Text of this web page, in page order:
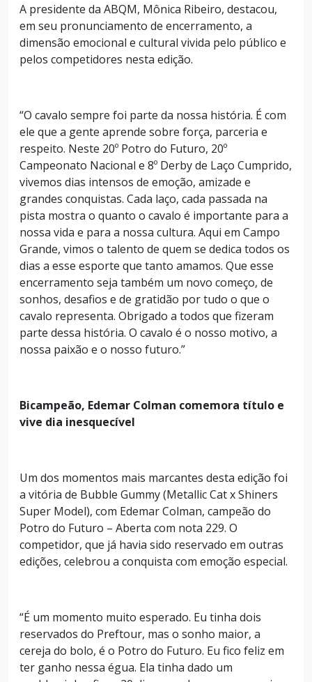
A presidente da ABQM, Mônica Ribeiro, destacou,
em seu pronunciamento de encerramento, a
dimensão emocional e cultural vivida pelo público e
pelos competidores nesta edição.
“O cavalo sempre foi parte da nossa história. É com
ele que a gente aprende sobre força, parceria e
respeito. Neste 20º Potro do Futuro, 20º
Campeonato Nacional e 8º Derby de Laço Cumprido,
vivemos dias intensos de emoção, amizade e
grandes conquistas. Cada laço, cada passada na
pista mostra o quanto o cavalo é importante para a
nossa vida e para a nossa cultura. Aqui em Campo
Grande, vimos o talento de quem se dedica todos os
dias a esse esporte que tanto amamos. Que esse
encerramento seja também um novo começo, de
sonhos, desafios e de gratidão por tudo o que o
cavalo representa. Obrigado a todos que fizeram
parte dessa história. O cavalo é o nosso motivo, a
nossa paixão e o nosso futuro.”
Bicampeão, Edemar Colman comemora título e
vive dia inesquecível
Um dos momentos mais marcantes desta edição foi
a vitória de Bubble Gummy (Metallic Cat x Shiners
Super Model), com Edemar Colman, campeão do
Potro do Futuro – Aberta com nota 229. O
competidor, que já havia sido reservado em outras
edições, celebrou a conquista com emoção especial.
“É um momento muito esperado. Eu tinha dois
reservados do Preftour, mas o sonho maior, a
cereja do bolo, é o Potro do Futuro. Eu fico feliz em
ter ganho nessa égua. Ela tinha dado um